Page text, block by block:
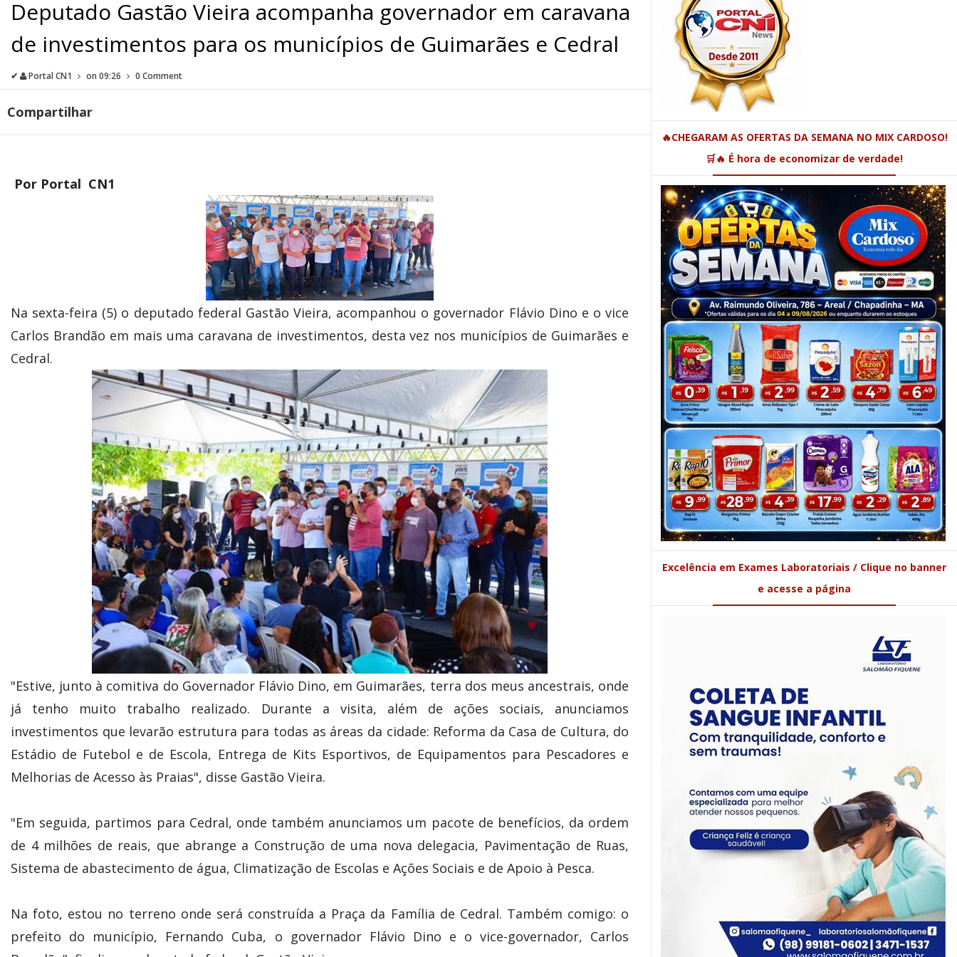
Deputado Gastão Vieira acompanha governador em caravana
de investimentos para os municípios de Guimarães e Cedral
✔ Portal CN1 on 09:26 0 Comment
Compartilhar
Por Portal CN1
Na sexta-feira (5) o deputado federal Gastão Vieira, acompanhou o governador Flávio Dino e o vice
Carlos Brandão em mais uma caravana de investimentos, desta vez nos municípios de Guimarães e
Cedral.
"Estive, junto à comitiva do Governador Flávio Dino, em Guimarães, terra dos meus ancestrais, onde
já tenho muito trabalho realizado. Durante a visita, além de ações sociais, anunciamos
investimentos que levarão estrutura para todas as áreas da cidade: Reforma da Casa de Cultura, do
Estádio de Futebol e de Escola, Entrega de Kits Esportivos, de Equipamentos para Pescadores e
Melhorias de Acesso às Praias", disse Gastão Vieira.
"Em seguida, partimos para Cedral, onde também anunciamos um pacote de benefícios, da ordem
de 4 milhões de reais, que abrange a Construção de uma nova delegacia, Pavimentação de Ruas,
Sistema de abastecimento de água, Climatização de Escolas e Ações Sociais e de Apoio à Pesca.
Na foto, estou no terreno onde será construída a Praça da Família de Cedral. Também comigo: o
prefeito do município, Fernando Cuba, o governador Flávio Dino e o vice-governador, Carlos
🔥CHEGARAM AS OFERTAS DA SEMANA NO MIX CARDOSO!
🛒🔥 É hora de economizar de verdade!
Excelência em Exames Laboratoriais / Clique no banner
e acesse a página